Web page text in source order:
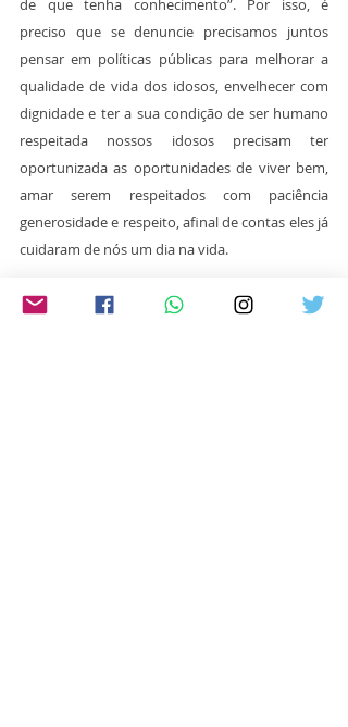
de que tenha conhecimento”. Por isso, é
preciso que se denuncie precisamos juntos
pensar em políticas públicas para melhorar a
qualidade de vida dos idosos, envelhecer com
dignidade e ter a sua condição de ser humano
respeitada nossos idosos precisam ter
oportunizada as oportunidades de viver bem,
amar serem respeitados com paciência
generosidade e respeito, afinal de contas eles já
cuidaram de nós um dia na vida.
Franciane Bayer
Deputada Estadual (Republicanos)